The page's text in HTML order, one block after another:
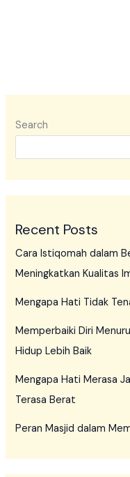
Search
Recent Posts
Cara Istiqomah dalam
Meningkatkan Kualitas
Mengapa Hati Tidak
Memperbaiki Diri
Hidup Lebih Baik
Mengapa Hati Merasa
Terasa Berat
Peran Masjid dalam